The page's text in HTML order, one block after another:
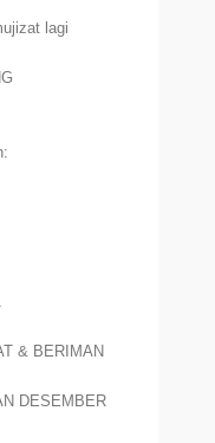
lagi
& BERIMAN
DESEMBER